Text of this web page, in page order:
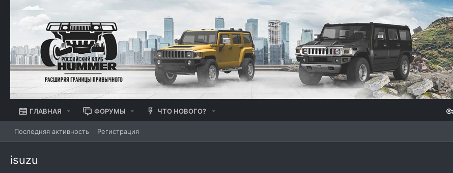
ГЛАВНАЯ ФОРУМЫ ЧТО НОВОГО?
Последняя активность Регистрация
isuzu